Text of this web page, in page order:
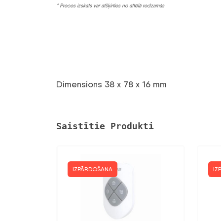
* Preces izskats var atšķirties no attēlā redzamās
Dimensions 38 x 78 x 16 mm
Saistītie Produkti
IZPĀRDOŠANA